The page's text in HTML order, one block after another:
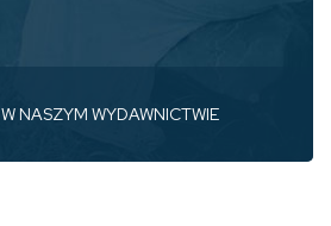
W NASZYM WYDAWNICTWIE